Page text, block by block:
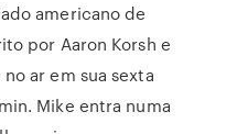
americano de
por Aaron Korsh e
ar em sua sexta
Mike entra numa